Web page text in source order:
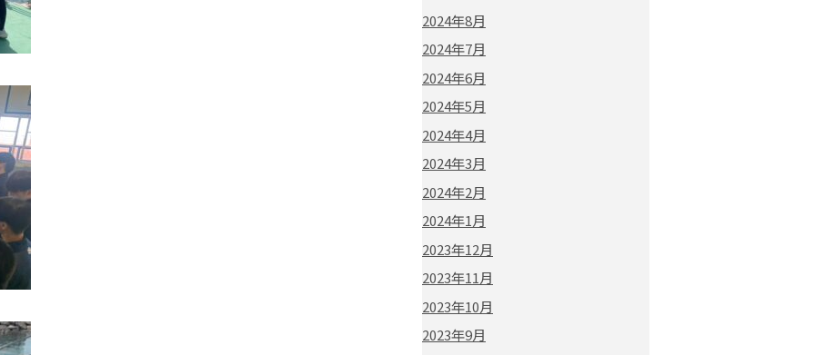
2024年8月
2024年7月
2024年6月
2024年5月
2024年4月
2024年3月
2024年2月
2024年1月
2023年12月
2023年11月
2023年10月
2023年9月